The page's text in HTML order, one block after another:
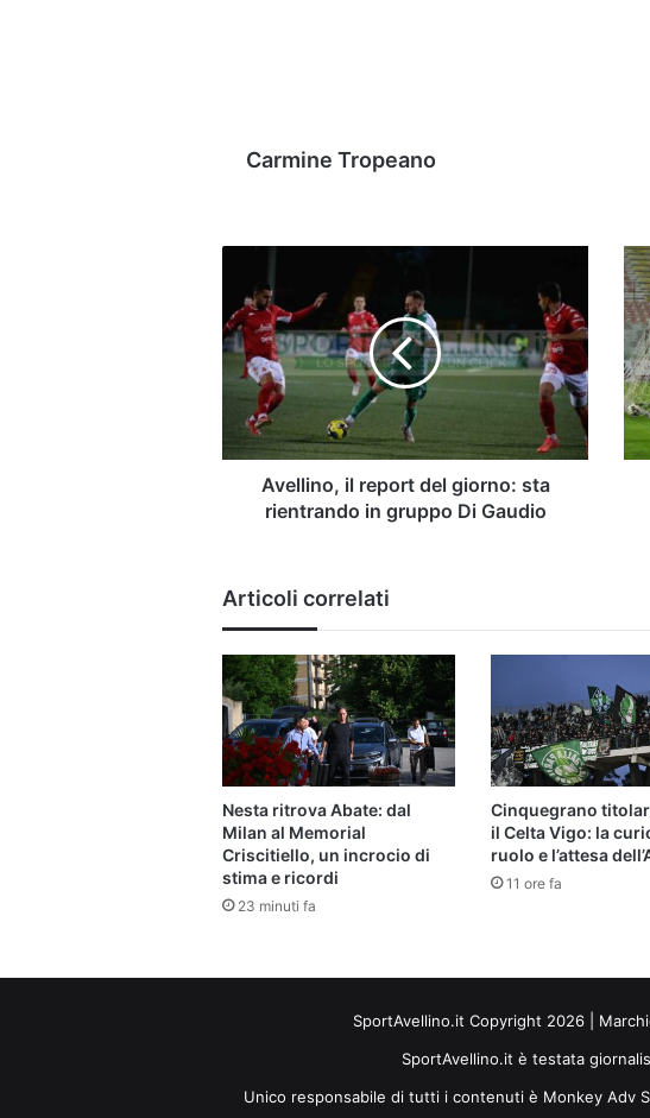
Carmine Tropeano
report
del
giorno:
sta
rientrando
gruppo
Gaudio
Avellino, il report del giorno: sta
rientrando in gruppo Di Gaudio
Il
Articoli correlati
Nesta ritrova Abate: dal
Milan al Memorial
Criscitiello, un incrocio di
stima e ricordi
23 minuti fa
Cinquegrano
il Celta Vigo: la
ruolo e l’attesa
11 ore fa
SportAvellino.it Copyright 2026 |
SportAvellino.it è testata
Unico responsabile di tutti i contenuti è Monkey Adv